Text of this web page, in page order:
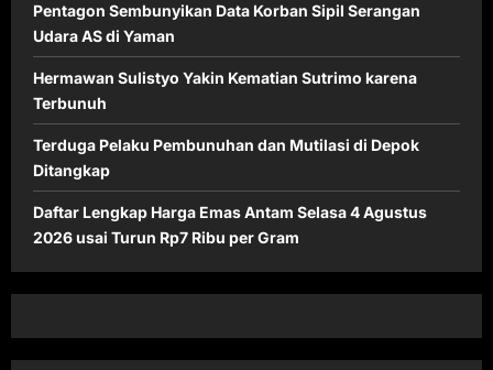
Pentagon Sembunyikan Data Korban Sipil Serangan
Udara AS di Yaman
Hermawan Sulistyo Yakin Kematian Sutrimo karena
Terbunuh
Terduga Pelaku Pembunuhan dan Mutilasi di Depok
Ditangkap
Daftar Lengkap Harga Emas Antam Selasa 4 Agustus
2026 usai Turun Rp7 Ribu per Gram